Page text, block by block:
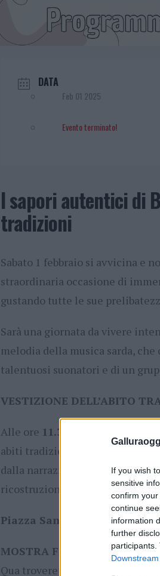
If you wish
sensitive
confirm
continue
information
further
DATA
Feb 01 2025
Evento terminato!
I sapori autentici di
tradizioni
Sabato 1 febbraio si avvicina e
straordinaria occasione di
gustando tutte le sue
Sarà una giornata da vivere
melodia della musica sarda,
talentuosi suonatori e di un
VESTIZIONE DELL’ABITO
Alle ore 11.30
abiti tradizionali di
dalla narrazione della storia
ricostruzione di questi
Piazza Santa Maria n°3
MOSTRA FOTOGRAFICA
Qua troverete tutte le foto del